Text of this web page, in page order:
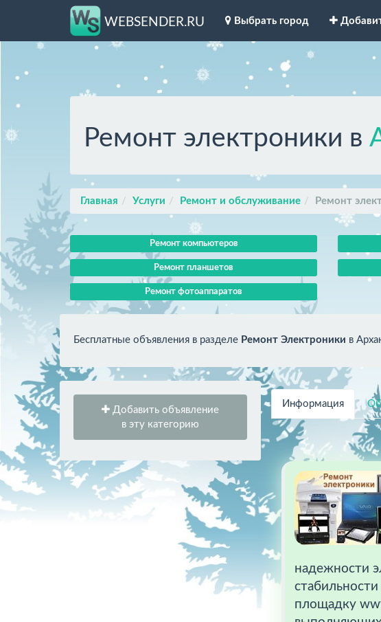
WEBSENDER.RU Выбрать город
Ремонт электроники в
Главная Услуги Ремонт и обслуживание Ремонт
Ремонт компьютеров
Ремонт планшетов
Ремонт фотоаппаратов
Бесплатные объявления в разделе Ремонт Электроники в
Добавить объявление
в эту категорию
Информация
надежности
площадку